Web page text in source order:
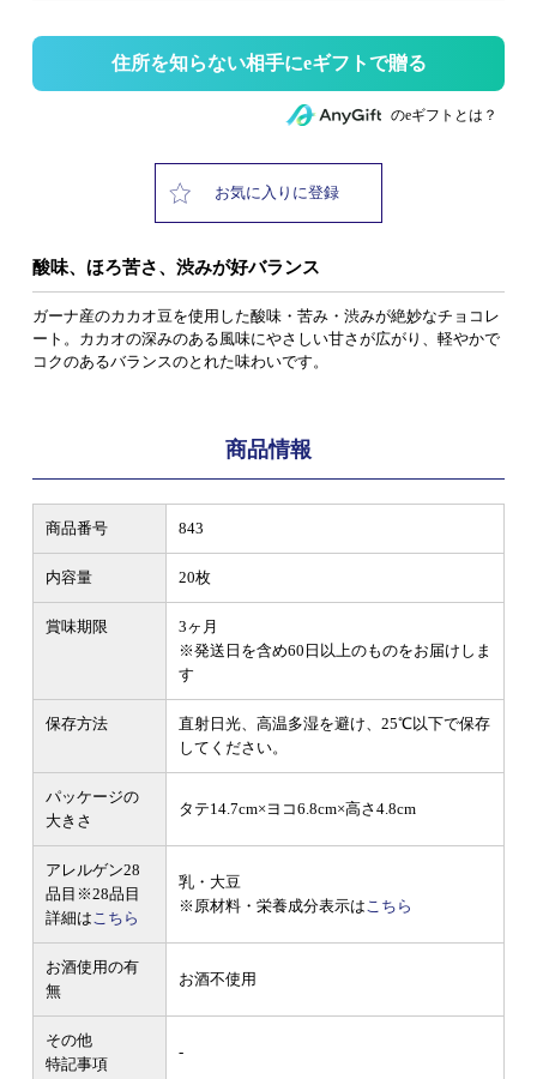
住所を知らない相手にeギフトで贈る
のeギフトとは？
お気に入りに登録
酸味、ほろ苦さ、渋みが好バランス
ガーナ産のカカオ豆を使用した酸味・苦み・渋みが絶妙なチョコレ
ート。カカオの深みのある風味にやさしい甘さが広がり、軽やかで
コクのあるバランスのとれた味わいです。
商品情報
商品番号 843
内容量 20枚
賞味期限
3ヶ月
※発送日を含め60日以上のものをお届けしま
す
保存方法
直射日光、高温多湿を避け、25℃以下で保存
してください。
パッケージの
大きさ
タテ14.7cm×ヨコ6.8cm×高さ4.8cm
アレルゲン28
品目 ※28品目
詳細はこちら
乳・大豆
※原材料・栄養成分表示はこちら
お酒使用の有
無
お酒不使用
その他
特記事項
-